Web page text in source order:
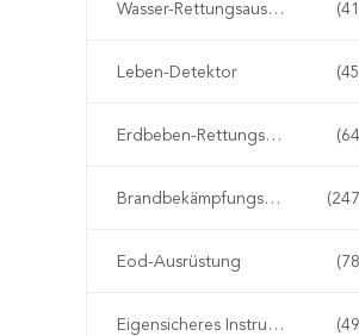
Wasser-Rettungsausrüstung
Leben-Detektor
Erdbeben-Rettungsausrüstung
Brandbekämpfungseinrichtung
Eod-Ausrüstung
Eigensicheres Instrument